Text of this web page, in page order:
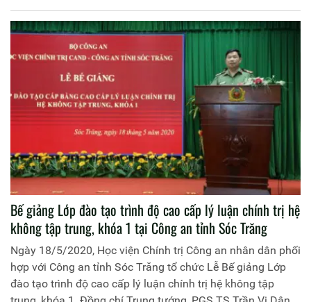
Luật An ninh mạng trong Học viện Chính trị Công an nhân
dân”.
Bế giảng Lớp đào tạo trình độ cao cấp lý luận chính trị hệ
không tập trung, khóa 1 tại Công an tỉnh Sóc Trăng
Ngày 18/5/2020, Học viện Chính trị Công an nhân dân phối
hợp với Công an tỉnh Sóc Trăng tổ chức Lễ Bế giảng Lớp
đào tạo trình độ cao cấp lý luận chính trị hệ không tập